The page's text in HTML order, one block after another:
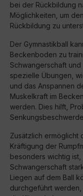
bei der Rückbildung
Möglichkeiten, um
Rückbildung zu
Der Gymnastikball
Beckenboden zu
Schwangerschaft
spezielle Übungen,
und das Anspannen
Muskelkraft im
werden. Dies hilft,
Zusätzlich ermöglicht
Kräftigung der
besonders wichtig
Schwangerschaft
Liegen auf dem Ball
durchgeführt werden,